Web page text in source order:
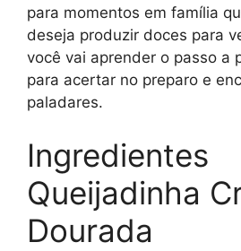
para momentos em família
deseja produzir doces para
você vai aprender o passo a
para acertar no preparo e
paladares.
Ingredientes
Queijadinha
Dourada